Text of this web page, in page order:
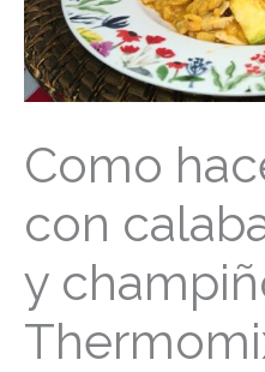
Como
con
y